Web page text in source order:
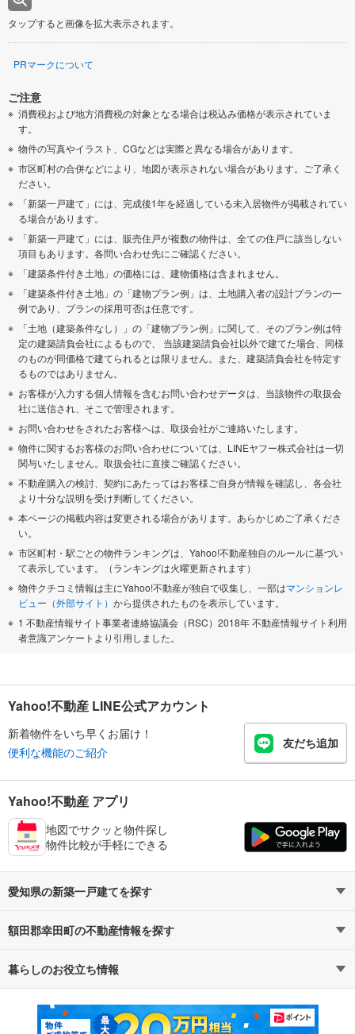
タップすると画像を拡大表示されます。
PRマークについて
ご注意
消費税および地方消費税の対象となる場合は税込み価格が表示されていま
す。
物件の写真やイラスト、CGなどは実際と異なる場合があります。
市区町村の合併などにより、地図が表示されない場合があります。ご了承く
ださい。
「新築一戸建て」には、完成後1年を経過している未入居物件が掲載されてい
る場合があります。
「新築一戸建て」には、販売住戸が複数の物件は、全ての住戸に該当しない
項目もあります。各問い合わせ先にご確認ください。
「建築条件付き土地」の価格には、建物価格は含まれません。
「建築条件付き土地」の「建物プラン例」は、土地購入者の設計プランの一
例であり、プランの採用可否は任意です。
「土地（建築条件なし）」の「建物プラン例」に関して、そのプラン例は特
定の建築請負会社によるもので、 当該建築請負会社以外で建てた場合、同様
のものが同価格で建てられるとは限りません。また、建築請負会社を特定す
るものではありません。
お客様が入力する個人情報を含むお問い合わせデータは、当該物件の取扱会
社に送信され、そこで管理されます。
お問い合わせをされたお客様へは、取扱会社がご連絡いたします。
物件に関するお客様のお問い合わせについては、LINEヤフー株式会社は一切
関与いたしません。取扱会社に直接ご確認ください。
不動産購入の検討、契約にあたってはお客様ご自身が情報を確認し、各会社
より十分な説明を受け判断してください。
本ページの掲載内容は変更される場合があります。あらかじめご了承くださ
い。
市区町村・駅ごとの物件ランキングは、Yahoo!不動産独自のルールに基づい
て表示しています。（ランキングは火曜更新されます）
物件クチコミ情報は主にYahoo!不動産が独自で収集し、一部はマンションレ
ビュー（外部サイト） から提供されたものを表示しています。
1 不動産情報サイト事業者連絡協議会（RSC）2018年 不動産情報サイト利用
者意識アンケートより引用しました。
Yahoo!不動産 LINE公式アカウント
新着物件をいち早くお届け！
便利な機能のご紹介
友だち追加
Yahoo!不動産 アプリ
地図でサクッと物件探し
物件比較が手軽にできる
愛知県の新築一戸建てを探す
路線・駅から探す
通勤・通学時間から探す
額田郡幸田町の不動産情報を探す
不動産・住宅
新築マンション 中古マンション
暮らしのお役立ち情報
マンションカタログ 教えて！住まいの先生